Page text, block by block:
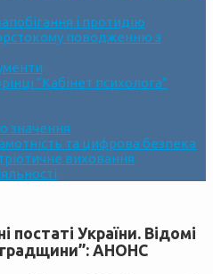
і протидію
поводженню з
“Кабінет психолога”
значення
та цифрова безпека
виховання
постаті України. Відомі
АНОНС